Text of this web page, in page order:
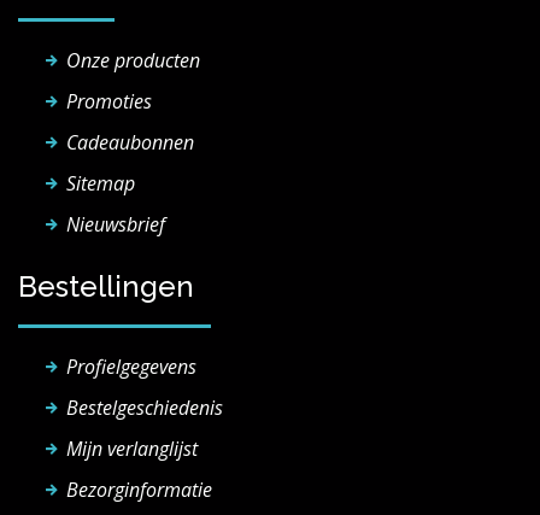
Onze producten
Promoties
Cadeaubonnen
Sitemap
Nieuwsbrief
Bestellingen
Profielgegevens
Bestelgeschiedenis
Mijn verlanglijst
Bezorginformatie